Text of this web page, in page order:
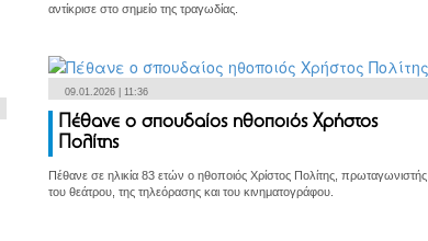
αντίκρισε στο σημείο της τραγωδίας.
09.01.2026 | 11:36
Πέθανε ο σπουδαίος ηθοποιός Χρήστος
Πολίτης
Πέθανε σε ηλικία 83 ετών ο ηθοποιός Χρίστος Πολίτης, πρωταγωνιστής
του θεάτρου, της τηλεόρασης και του κινηματογράφου.